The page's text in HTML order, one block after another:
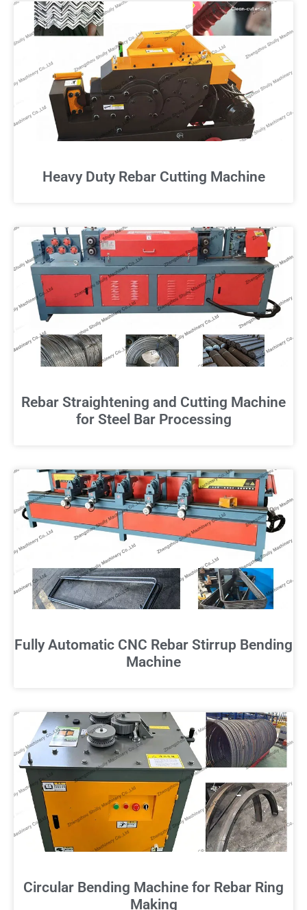
Heavy Duty Rebar Cutting Machine
Rebar Straightening and Cutting Machine
for Steel Bar Processing
Fully Automatic CNC Rebar Stirrup Bending
Machine
Circular Bending Machine for Rebar Ring
Making